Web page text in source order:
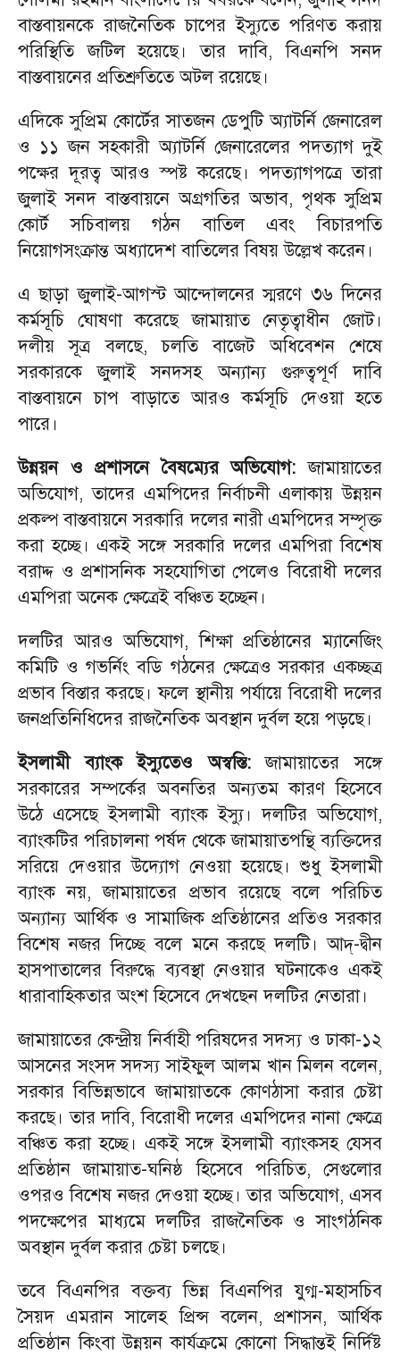
বাস্তবায়নকে রাজনৈতিক চাপের ইস্যুতে পরিণত করায়
পরিস্থিতি জটিল হয়েছে। তার দাবি, বিএনপি সনদ
বাস্তবায়নের প্রতিশ্রুতিতে অটল রয়েছে।
এদিকে সুপ্রিম কোর্টের সাতজন ডেপুটি অ্যাটর্নি জেনারেল
ও ১১ জন সহকারী অ্যাটর্নি জেনারেলের পদত্যাগ দুই
পক্ষের দূরত্ব আরও স্পষ্ট করেছে। পদত্যাগপত্রে তারা
জুলাই সনদ বাস্তবায়নে অগ্রগতির অভাব, পৃথক সুপ্রিম
কোর্ট সচিবালয় গঠন বাতিল এবং বিচারপতি
নিয়োগসংক্রান্ত অধ্যাদেশ বাতিলের বিষয় উল্লেখ করেন।
এ ছাড়া জুলাই-আগস্ট আন্দোলনের স্মরণে ৩৬ দিনের
কর্মসূচি ঘোষণা করেছে জামায়াত নেতৃত্বাধীন জোট।
দলীয় সূত্র বলছে, চলতি বাজেট অধিবেশন শেষে
সরকারকে জুলাই সনদসহ অন্যান্য গুরুত্বপূর্ণ দাবি
বাস্তবায়নে চাপ বাড়াতে আরও কর্মসূচি দেওয়া হতে
পারে।
উন্নয়ন ও প্রশাসনে বৈষম্যের অভিযোগ:জামায়াতের
অভিযোগ, তাদের এমপিদের নির্বাচনী এলাকায় উন্নয়ন
প্রকল্প বাস্তবায়নে সরকারি দলের নারী এমপিদের সম্পৃক্ত
করা হচ্ছে। একই সঙ্গে সরকারি দলের এমপিরা বিশেষ
বরাদ্দ ও প্রশাসনিক সহযোগিতা পেলেও বিরোধী দলের
এমপিরা অনেক ক্ষেত্রেই বঞ্চিত হচ্ছেন।
দলটির আরও অভিযোগ, শিক্ষা প্রতিষ্ঠানের ম্যানেজিং
কমিটি ও গভর্নিং বডি গঠনের ক্ষেত্রেও সরকার একচ্ছত্র
প্রভাব বিস্তার করছে। ফলে স্থানীয় পর্যায়ে বিরোধী দলের
জনপ্রতিনিধিদের রাজনৈতিক অবস্থান দুর্বল হয়ে পড়ছে।
ইসলামী ব্যাংক ইস্যুতেও অস্বস্তি:জামায়াতের সঙ্গে
সরকারের সম্পর্কের অবনতির অন্যতম কারণ হিসেবে
উঠে এসেছে ইসলামী ব্যাংক ইস্যু। দলটির অভিযোগ,
ব্যাংকটির পরিচালনা পর্ষদ থেকে জামায়াতপন্থি ব্যক্তিদের
সরিয়ে দেওয়ার উদ্যোগ নেওয়া হয়েছে। শুধু ইসলামী
ব্যাংক নয়, জামায়াতের প্রভাব রয়েছে বলে পরিচিত
অন্যান্য আর্থিক ও সামাজিক প্রতিষ্ঠানের প্রতিও সরকার
বিশেষ নজর দিচ্ছে বলে মনে করছে দলটি। আদ্-দ্বীন
হাসপাতালের বিরুদ্ধে ব্যবস্থা নেওয়ার ঘটনাকেও একই
ধারাবাহিকতার অংশ হিসেবে দেখছেন দলটির নেতারা।
জামায়াতের কেন্দ্রীয় নির্বাহী পরিষদের সদস্য ও ঢাকা-১২
আসনের সংসদ সদস্য সাইফুল আলম খান মিলন বলেন,
সরকার বিভিন্নভাবে জামায়াতকে কোণঠাসা করার চেষ্টা
করছে। তার দাবি, বিরোধী দলের এমপিদের নানা ক্ষেত্রে
বঞ্চিত করা হচ্ছে। একই সঙ্গে ইসলামী ব্যাংকসহ যেসব
প্রতিষ্ঠান জামায়াত-ঘনিষ্ঠ হিসেবে পরিচিত, সেগুলোর
ওপরও বিশেষ নজর দেওয়া হচ্ছে। তার অভিযোগ, এসব
পদক্ষেপের মাধ্যমে দলটির রাজনৈতিক ও সাংগঠনিক
অবস্থান দুর্বল করার চেষ্টা চলছে।
তবে বিএনপির বক্তব্য ভিন্ন বিএনপির যুগ্ম-মহাসচিব
সৈয়দ এমরান সালেহ প্রিন্স বলেন, প্রশাসন, আর্থিক
প্রতিষ্ঠান কিংবা উন্নয়ন কার্যক্রমে কোনো সিদ্ধান্তই নির্দিষ্ট